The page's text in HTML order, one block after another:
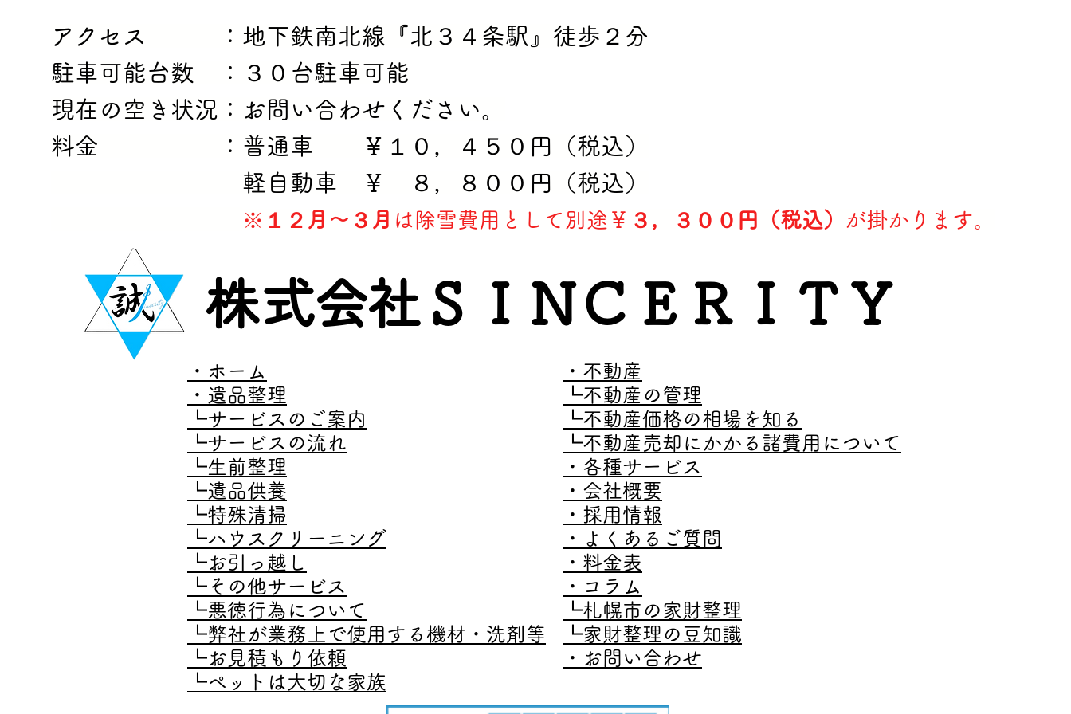
​アクセス ：地下鉄南北線『北３４条駅』徒歩２分
駐車可能台数 ：３０台駐車可能
現在の空き状況：お問い合わせください。
料金 ：普通車 ￥１０，４５０円（税込）
軽自動車 ￥ ８，８００円（税込）
※ １２月～３月 は除雪費用として別途￥ ３，３００円（税込） が掛かります。
​株式会社ＳＩＮＣＥＲＩＴＹ
・ホーム
・不動産
・遺品整理
┗不動産の管理
┗サービスのご案内
┗不動産価格の相場を知る
┗サービスの流れ
┗不動産売却にかかる諸費用について
┗生前整理
・各種サービス
┗遺品供養
・会社概要
┗特殊清掃
・採用情報
┗ハウスクリーニング
・よくあるご質問
┗お引っ越し
​・料金表
┗その他サービス
​・コラム
┗悪徳行為について
┗札幌市の家財整理
┗弊社が業務上で使用する機材・洗剤等
┗家財整理の豆知識
┗お見積もり依頼
​・お問い合わせ
┗ペットは大切な家族